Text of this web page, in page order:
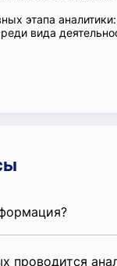
этапа
вида
проводится